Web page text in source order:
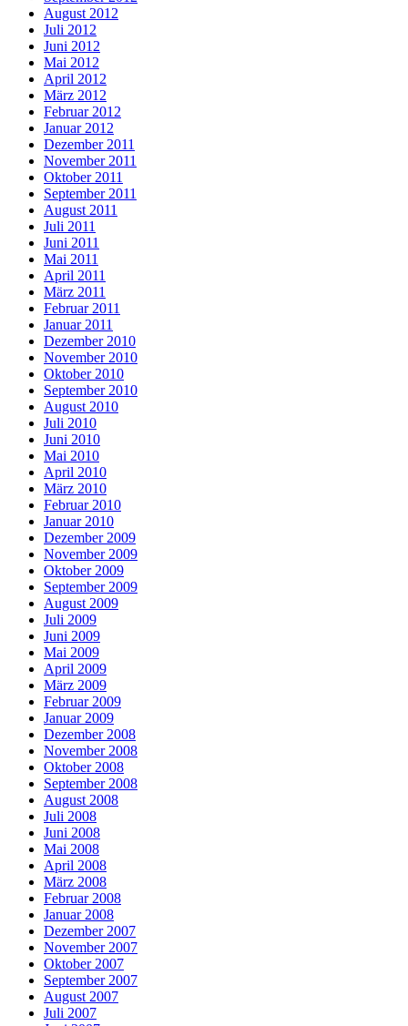
August 2012
Juli 2012
Juni 2012
Mai 2012
April 2012
März 2012
Februar 2012
Januar 2012
Dezember 2011
November 2011
Oktober 2011
September 2011
August 2011
Juli 2011
Juni 2011
Mai 2011
April 2011
März 2011
Februar 2011
Januar 2011
Dezember 2010
November 2010
Oktober 2010
September 2010
August 2010
Juli 2010
Juni 2010
Mai 2010
April 2010
März 2010
Februar 2010
Januar 2010
Dezember 2009
November 2009
Oktober 2009
September 2009
August 2009
Juli 2009
Juni 2009
Mai 2009
April 2009
März 2009
Februar 2009
Januar 2009
Dezember 2008
November 2008
Oktober 2008
September 2008
August 2008
Juli 2008
Juni 2008
Mai 2008
April 2008
März 2008
Februar 2008
Januar 2008
Dezember 2007
November 2007
Oktober 2007
September 2007
August 2007
Juli 2007